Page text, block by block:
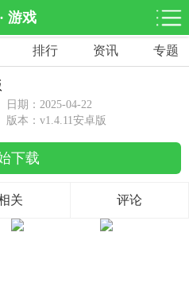
游戏
软件分类
车竞速
款游戏
43款游戏
射击
款游戏
69款游戏
略塔防
冒险解谜
排行 资讯 专题
v1.4.11安卓版 下载
日期：2025-04-22
版本：v1.4.11安卓版
下载
关 评论